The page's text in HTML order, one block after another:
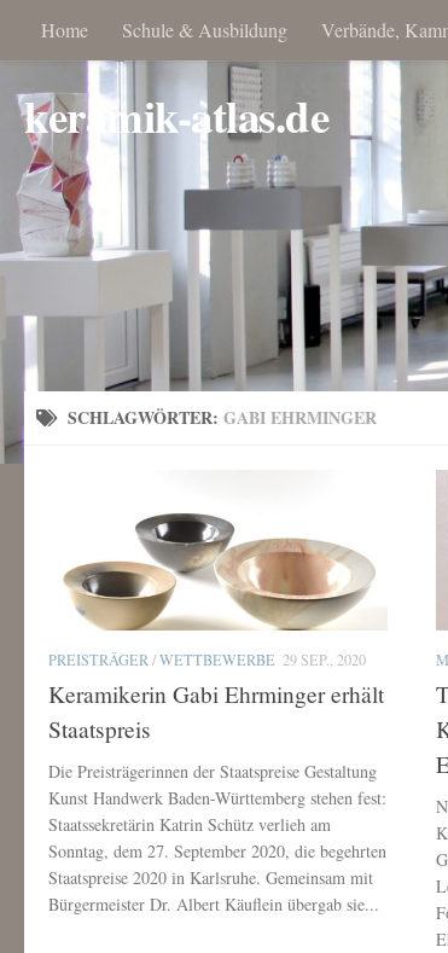
Home Schule & Ausbildung Verbände,
keramik-atlas.de
SCHLAGWÖRTER: GABI EHRMINGER
PREISTRÄGER /WETTBEWERBE 29 SEP., 2020
Keramikerin Gabi Ehrminger erhält
Staatspreis
Die Preisträgerinnen der Staatspreise Gestaltung
Kunst Handwerk Baden-Württemberg stehen fest:
Staatssekretärin Katrin Schütz verlieh am
Sonntag, dem 27. September 2020, die begehrten
Staatspreise 2020 in Karlsruhe. Gemeinsam mit
Bürgermeister Dr. Albert Käuflein übergab sie...